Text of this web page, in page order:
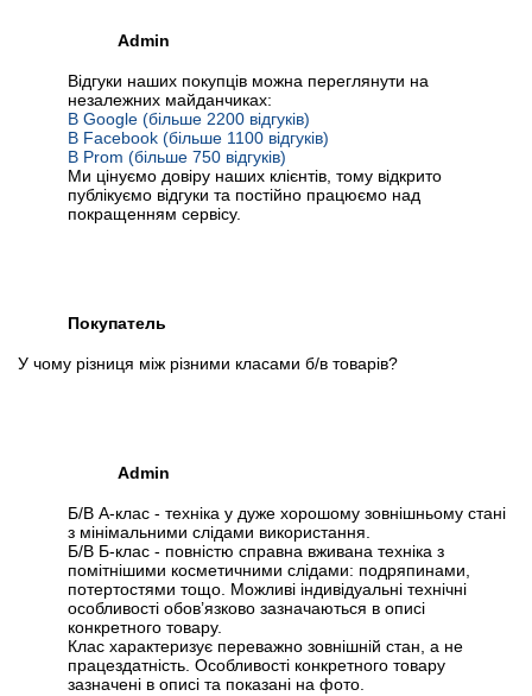
Admin
Відгуки наших покупців можна переглянути на
незалежних майданчиках:
В Google (більше 2200 відгуків)
В Facebook (більше 1100 відгуків)
В Prom (більше 750 відгуків)
Ми цінуємо довіру наших клієнтів, тому відкрито
публікуємо відгуки та постійно працюємо над
покращенням сервісу.
Покупатель
У чому різниця між різними класами б/в товарів?
Admin
Б/В А-клас - техніка у дуже хорошому зовнішньому стані
з мінімальними слідами використання.
Б/В Б-клас - повністю справна вживана техніка з
помітнішими косметичними слідами: подряпинами,
потертостями тощо. Можливі індивідуальні технічні
особливості обов’язково зазначаються в описі
конкретного товару.
Клас характеризує переважно зовнішній стан, а не
працездатність. Особливості конкретного товару
зазначені в описі та показані на фото.